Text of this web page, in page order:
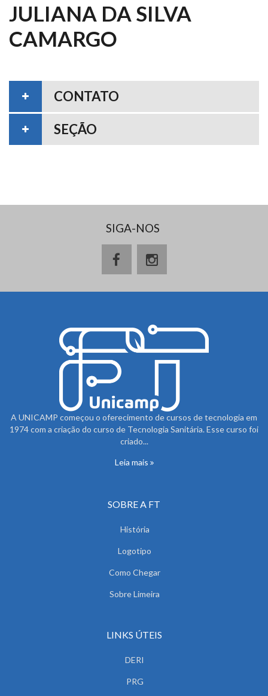
JULIANA DA SILVA
CAMARGO
CONTATO
SEÇÃO
SIGA-NOS
A UNICAMP começou o oferecimento de cursos de tecnologia em
1974 com a criação do curso de Tecnologia Sanitária. Esse curso foi
criado...
Leia mais
SOBRE A FT
História
Logotipo
Como Chegar
Sobre Limeira
LINKS ÚTEIS
DERI
PRG